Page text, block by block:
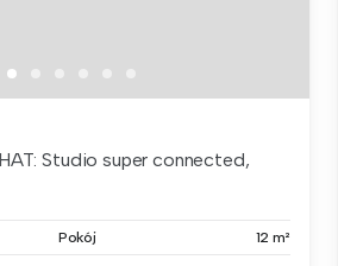
Studio super connected,
Pokój 12 m²